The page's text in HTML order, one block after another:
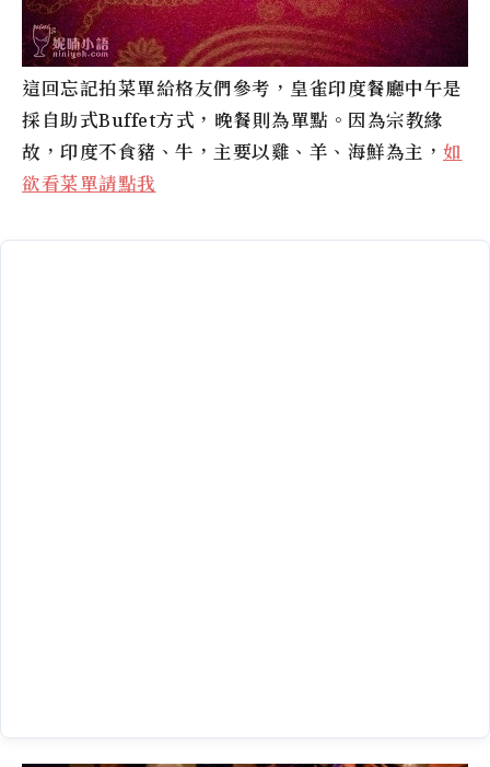
這回忘記拍菜單給格友們參考，皇雀印度餐廳中午是
採自助式Buffet方式，晚餐則為單點。因為宗教緣
故，印度不食豬、牛，主要以雞、羊、海鮮為主， 如
欲看菜單請點我